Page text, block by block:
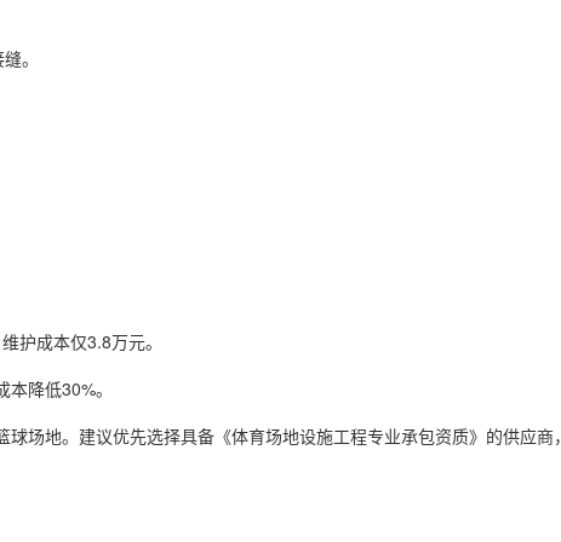
。
成本仅3.8万元。
降低30%。
地。建议优先选择具备《体育场地设施工程专业承包资质》的供应商，